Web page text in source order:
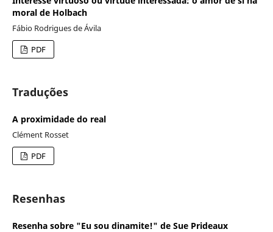
moral de Holbach
Fábio Rodrigues de Ávila
PDF
Traduções
A proximidade do real
Clément Rosset
PDF
Resenhas
Resenha sobre "Eu sou dinamite!" de Sue Prideaux